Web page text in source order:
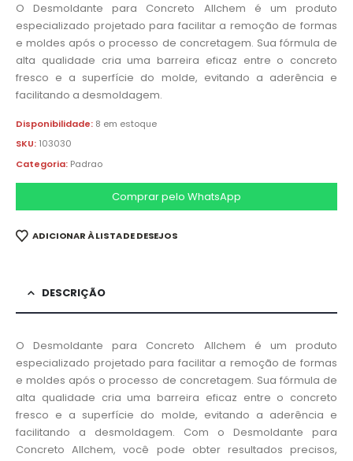
O Desmoldante para Concreto Allchem é um produto
especializado projetado para facilitar a remoção de formas
e moldes após o processo de concretagem. Sua fórmula de
alta qualidade cria uma barreira eficaz entre o concreto
fresco e a superfície do molde, evitando a aderência e
facilitando a desmoldagem.
Disponibilidade: 8 em estoque
SKU: 103030
Categoria: Padrao
Comprar pelo WhatsApp
ADICIONAR À LISTA DE DESEJOS
DESCRIÇÃO
O Desmoldante para Concreto Allchem é um produto
especializado projetado para facilitar a remoção de formas
e moldes após o processo de concretagem. Sua fórmula de
alta qualidade cria uma barreira eficaz entre o concreto
fresco e a superfície do molde, evitando a aderência e
facilitando a desmoldagem. Com o Desmoldante para
Concreto Allchem, você pode obter resultados precisos,